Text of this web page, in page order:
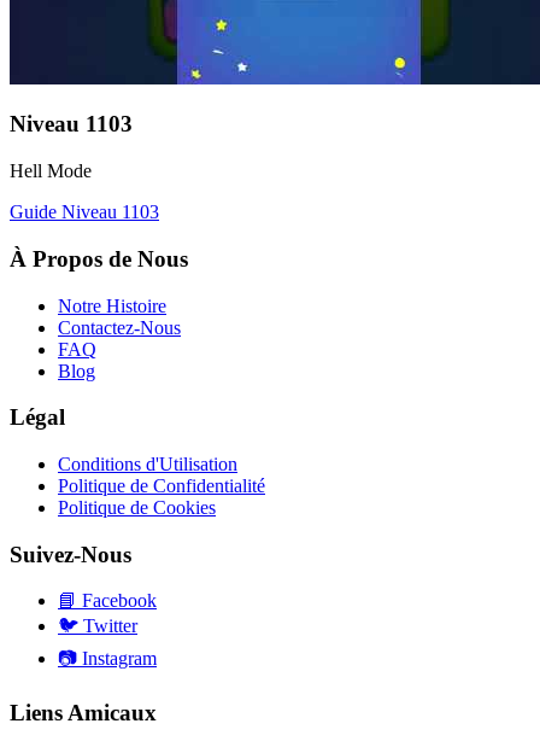
Niveau 1103
Hell Mode
Guide Niveau 1103
À Propos de Nous
Notre Histoire
Contactez-Nous
FAQ
Blog
Légal
Conditions d'Utilisation
Politique de Confidentialité
Politique de Cookies
Suivez-Nous
📘 Facebook
🐦 Twitter
📷 Instagram
Liens Amicaux